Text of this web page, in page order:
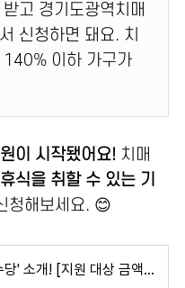
고 경기도광역치매
신청하면 돼요. 치
140% 이하 가구가
이 시작됐어요! 치매
휴식을 취할 수 있는 기
청해보세요. 😊
경기형 '가족돌봄수당' 소개! [지원 대상 금액 신청 조건 기간 방법 / 친인척 조부모 이웃주민]